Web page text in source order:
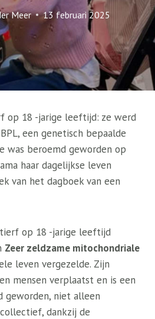
Meer 13 februari 2025
op 18 -jarige leeftijd: ze werd
een genetisch bepaalde
was beroemd geworden op
haar dagelijkse leven
van het dagboek van een
op 18 -jarige leeftijd
Zeer zeldzame mitochondriale
leven vergezelde. Zijn
mensen verplaatst en is een
geworden, niet alleen
dankzij de